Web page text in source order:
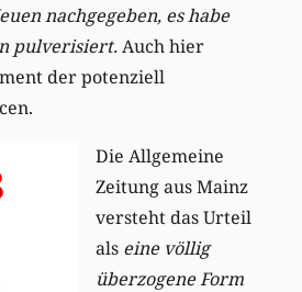
nachgegeben, es habe
pulverisiert.Auch hier
der potenziell
Die Allgemeine
Zeitung aus Mainz
versteht das Urteil
als eine völlig
überzogene Form